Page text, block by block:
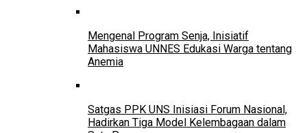
Mengenal Program Senja, Inisiatif
Mahasiswa UNNES Edukasi Warga tentang
Anemia
Satgas PPK UNS Inisiasi Forum Nasional,
Hadirkan Tiga Model Kelembagaan dalam